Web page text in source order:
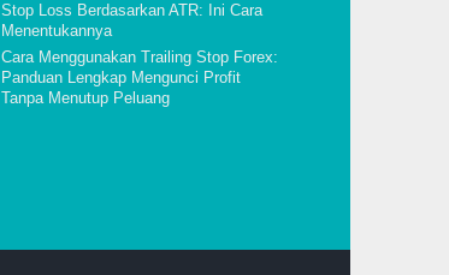
Stop Loss Berdasarkan ATR: Ini Cara
Menentukannya
Cara Menggunakan Trailing Stop Forex:
Panduan Lengkap Mengunci Profit
Tanpa Menutup Peluang